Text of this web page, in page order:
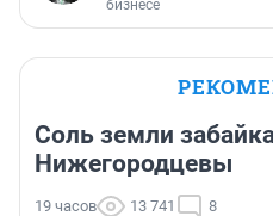
бизнесе
Соль земли
Нижегородцевы
19 часов 13 741 8